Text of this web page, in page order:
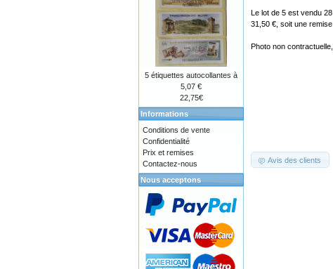
Le lot de 5 est vendu
31,50 €, soit une
Photo non
Avis des clients
5 étiquettes autocollantes à
5,07 €
22,75€
Informations
Conditions de vente
Confidentialité
Prix et remises
Contactez-nous
Nous acceptons